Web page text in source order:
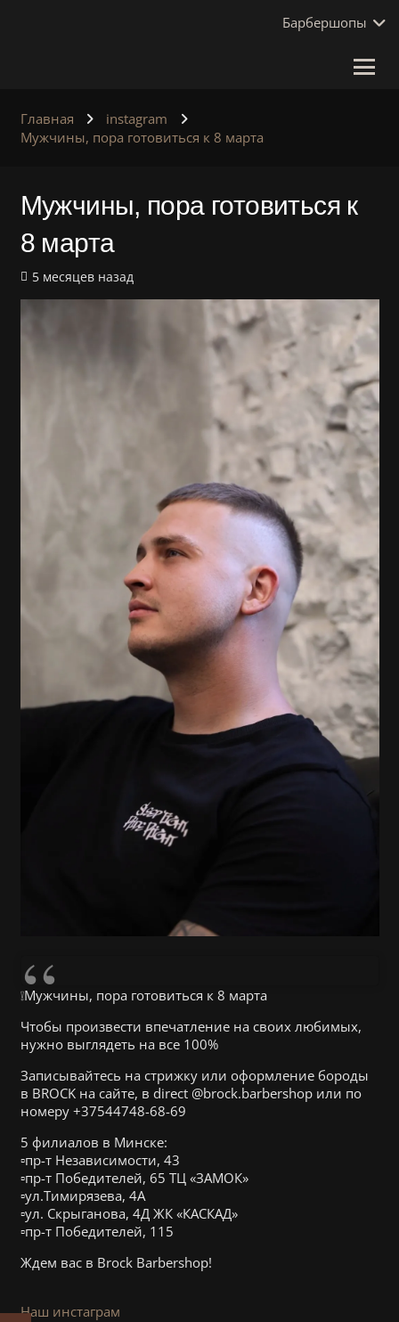
Барбершопы
Главная
instagram
Мужчины, пора готовиться к 8 марта
Мужчины, пора готовиться к
8 марта
5 месяцев назад
❕Мужчины, пора готовиться к 8 марта
Чтобы произвести впечатление на своих любимых,
нужно выглядеть на все 100%
Записывайтесь на стрижку или оформление бороды
в BROCK на сайте, в direct @brock.barbershop или по
номеру +37544748-68-69
5 филиалов в Минске:
▫️пр-т Независимости, 43
▫️пр-т Победителей, 65 ТЦ «ЗАМОК»
▫️ул.Тимирязева, 4А
▫️ул. Скрыганова, 4Д ЖК «КАСКАД»
▫️пр-т Победителей, 115
Ждем вас в Brock Barbershop!
Наш инстаграм